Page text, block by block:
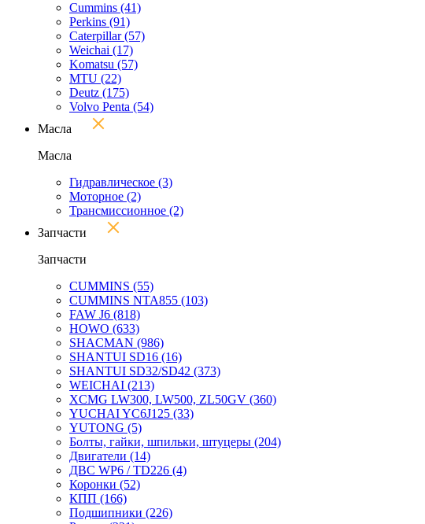
Cummins (41)
Perkins (91)
Caterpillar(57)
Weichai (17)
Komatsu (57)
MTU (22)
Deutz (175)
Volvo Penta (54)
Масла
Масла
Гидравлическое (3)
Моторное (2)
Трансмиссионное (2)
Запчасти
Запчасти
CUMMINS (55)
CUMMINS NTA855 (103)
FAW J6 (818)
HOWO (633)
SHACMAN (986)
SHANTUI SD16 (16)
SHANTUI SD32/SD42 (373)
WEICHAI (213)
XCMG LW300, LW500, ZL50GV (360)
YUCHAI YC6J125 (33)
YUTONG (5)
Болты, гайки, шпильки, штуцеры (204)
Двигатели (14)
ДВС WP6 / TD226 (4)
Коронки (52)
КПП (166)
Подшипники (226)